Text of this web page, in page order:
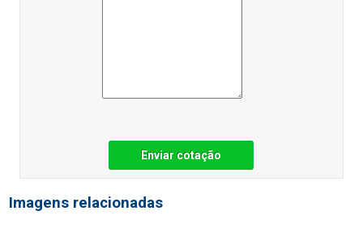
Enviar cotação
Imagens relacionadas